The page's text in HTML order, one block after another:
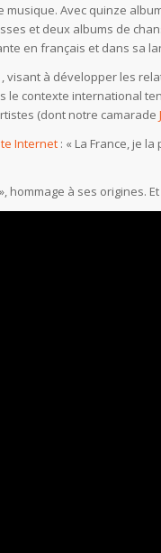
Avec quinze
et deux albums de
en français et dans sa
, visant à développer les
le contexte international
(dont notre camarade
Internet : « La France, je
à ses origines.